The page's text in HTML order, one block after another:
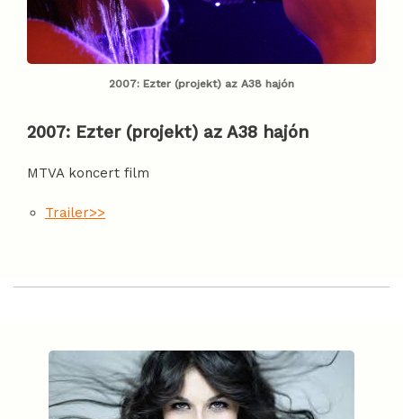
2007: Ezter (projekt) az A38 hajón
2007: Ezter (projekt) az A38 hajón
MTVA koncert film
Trailer>>